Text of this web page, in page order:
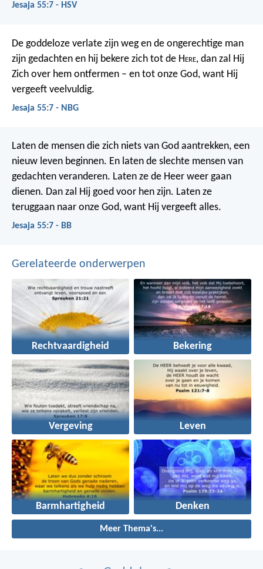
Jesaja 55:7 - HSV
De goddeloze verlate zijn weg en de ongerechtige man
zijn gedachten en hij bekere zich tot de Here, dan zal Hij
Zich over hem ontfermen – en tot onze God, want Hij
vergeeft veelvuldig.
Jesaja 55:7 - NBG
Laten de mensen die zich niets van God aantrekken, een
nieuw leven beginnen. En laten de slechte mensen van
gedachten veranderen. Laten ze de Heer weer gaan
dienen. Dan zal Hij goed voor hen zijn. Laten ze
teruggaan naar onze God, want Hij vergeeft alles.
Jesaja 55:7 - BB
Gerelateerde onderwerpen
Rechtvaardigheid Bekering
Vergeving Leven
Barmhartigheid Denken
Meer Thema's...